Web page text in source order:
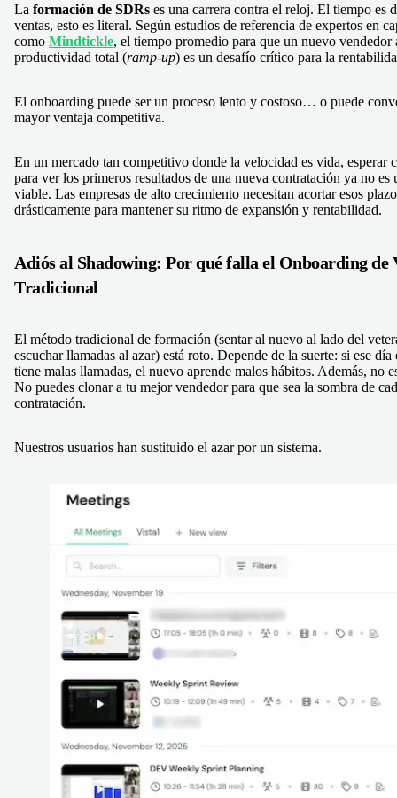
La formación de SDRs es una carrera contra el reloj. El tiempo es
ventas, esto es literal. Según estudios de referencia de expertos en
como Mindtickle, el tiempo promedio para que un nuevo vendedor
productividad total (ramp-up) es un desafío crítico para la
El onboarding puede ser un proceso lento y costoso… o puede
mayor ventaja competitiva.
En un mercado tan competitivo donde la velocidad es vida, esperar
para ver los primeros resultados de una nueva contratación ya no es
viable. Las empresas de alto crecimiento necesitan acortar esos
drásticamente para mantener su ritmo de expansión y rentabilidad.
Adiós al Shadowing: Por qué falla el Onboarding de
Tradicional
El método tradicional de formación (sentar al nuevo al lado del
escuchar llamadas al azar) está roto. Depende de la suerte: si ese día
tiene malas llamadas, el nuevo aprende malos hábitos. Además, no
No puedes clonar a tu mejor vendedor para que sea la sombra de
contratación.
Nuestros usuarios han sustituido el azar por un sistema.